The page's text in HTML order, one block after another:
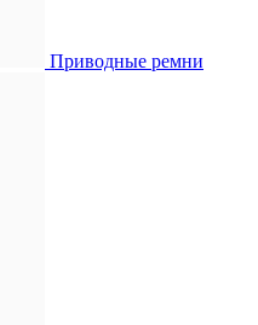
Приводные ремни